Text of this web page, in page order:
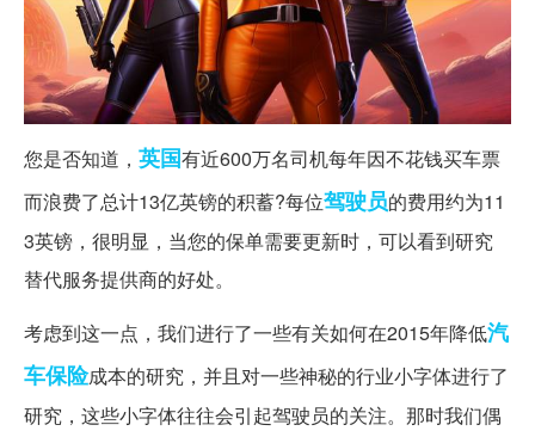
您是否知道， 英国有近600万名司机每年因不花钱买车票
而浪费了总计13亿英镑的积蓄?每位驾驶员的费用约为11
3英镑，很明显，当您的保单需要更新时，可以看到研究
替代服务提供商的好处。
考虑到这一点，我们进行了一些有关如何在2015年降低汽
车保险成本的研究，并且对一些神秘的行业小字体进行了
研究，这些小字体往往会引起驾驶员的关注。那时我们偶